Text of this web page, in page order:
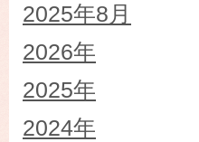
2025年8月
2026年
2025年
2024年